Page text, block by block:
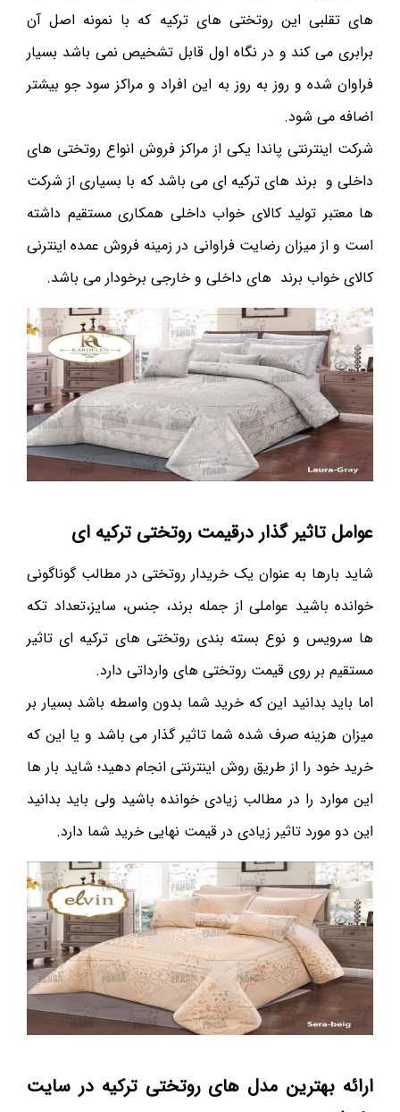
های تقلبی این روتختی های ترکیه که با نمونه اصل آن
برابری می کند و در نگاه اول قابل تشخیص نمی باشد بسیار
فراوان شده و روز به روز به این افراد و مراکز سود جو بیشتر
اضافه می شود.
شرکت اینترنتی پاندا یکی از مراکز فروش انواع روتختی های
داخلی و برند های ترکیه ای می باشد که با بسیاری از شرکت
ها معتبر تولید کالای خواب داخلی همکاری مستقیم داشته
است و از میزان رضایت فراوانی در زمینه فروش عمده اینترنی
کالای خواب برند های داخلی و خارجی برخودار می باشد.
عوامل تاثیر گذار درقیمت روتختی ترکیه ای
شاید بارها به عنوان یک خریدار روتختی در مطالب گوناگونی
خوانده باشید عواملی از جمله برند، جنس، سایز،تعداد تکه
ها سرویس و نوع بسته بندی روتختی های ترکیه ای تاثیر
مستقیم بر روی قیمت روتختی های وارداتی دارد.
اما باید بدانید این که خرید شما بدون واسطه باشد بسیار بر
میزان هزینه صرف شده شما تاثیر گذار می باشد و یا این که
خرید خود را از طریق روش اینترنتی انجام دهید؛ شاید بار ها
این موارد را در مطالب زیادی خوانده باشید ولی باید بدانید
این دو مورد تاثیر زیادی در قیمت نهایی خرید شما دارد.
ارائه بهترین مدل های روتختی ترکیه در سایت